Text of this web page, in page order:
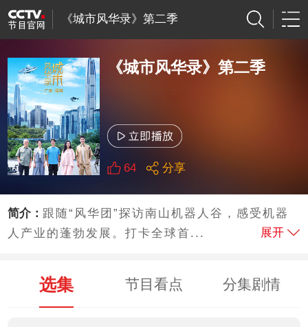
《城市风华录》第二季
《城市风华录》第二季
64 分享
简介： 跟随“风华团”探访南山机器人谷，感受机器
人产业的蓬勃发展。打卡全球首...
展开
选集 节目看点 分集剧情